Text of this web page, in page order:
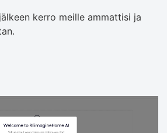
kerro meille ammattisi ja